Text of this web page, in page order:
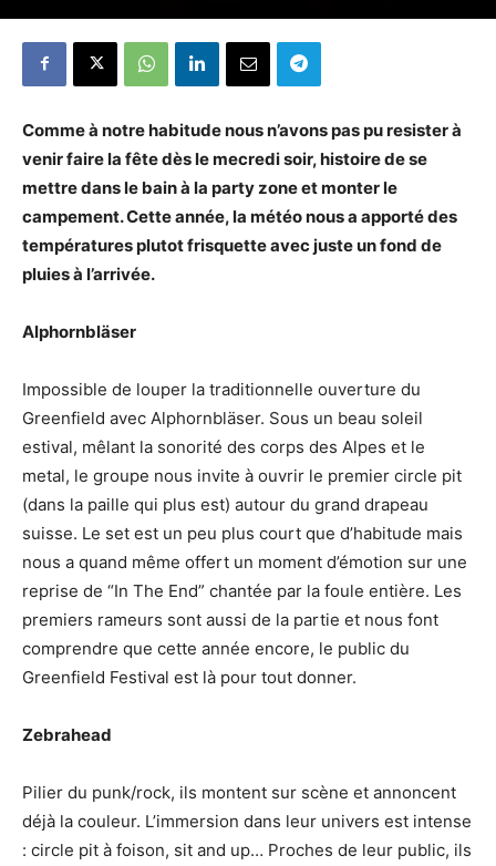
Comme à notre habitude nous n’avons pas pu resister à
venir faire la fête dès le mecredi soir, histoire de se
mettre dans le bain à la party zone et monter le
campement. Cette année, la météo nous a apporté des
températures plutot frisquette avec juste un fond de
pluies à l’arrivée.
Alphornbläser
Impossible de louper la traditionnelle ouverture du
Greenfield avec Alphornbläser. Sous un beau soleil
estival, mêlant la sonorité des corps des Alpes et le
metal, le groupe nous invite à ouvrir le premier circle pit
(dans la paille qui plus est) autour du grand drapeau
suisse. Le set est un peu plus court que d’habitude mais
nous a quand même offert un moment d’émotion sur une
reprise de “In The End” chantée par la foule entière. Les
premiers rameurs sont aussi de la partie et nous font
comprendre que cette année encore, le public du
Greenfield Festival est là pour tout donner.
Zebrahead
Pilier du punk/rock, ils montent sur scène et annoncent
déjà la couleur. L’immersion dans leur univers est intense
: circle pit à foison, sit and up… Proches de leur public, ils